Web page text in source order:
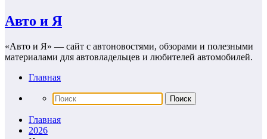
Авто и Я
«Авто и Я» — сайт с автоновостями, обзорами и полезными
материалами для автовладельцев и любителей автомобилей.
Главная
Главная
2026